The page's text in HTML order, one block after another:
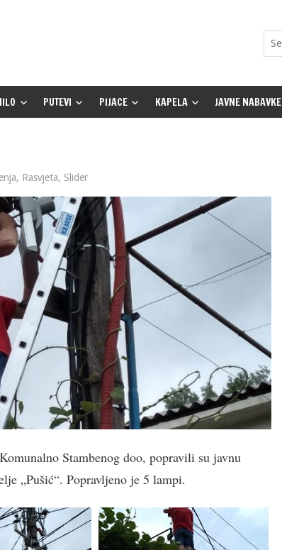
PUTEVI PIJACE KAPELA JAVNE NABAVKE
, Rasvjeta, Slider
Stambenog doo, popravili su javnu
„Pušić“. Popravljeno je 5 lampi.